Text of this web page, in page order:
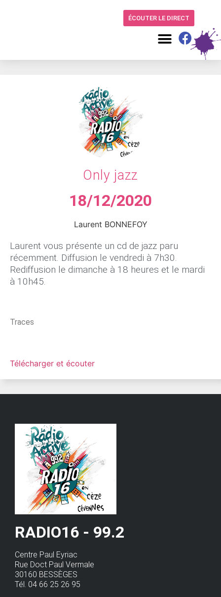
ÉCOUTER LE DIRECT
Only jazz
18/12/2020
Laurent BONNEFOY
Laurent vous présente un cd de jazz paru
récemment. Diffusion le vendredi à 7h30.
Rediffusion le dimanche à 18 heures et le mardi
à 10h45.
Traces
Télécharger et écouter
RADIO16 - 99.2
Centre Paul Eyriac
Rue Doct Paul Vermale
30160 BESSÈGES
Tél. 04 66 25 26 95